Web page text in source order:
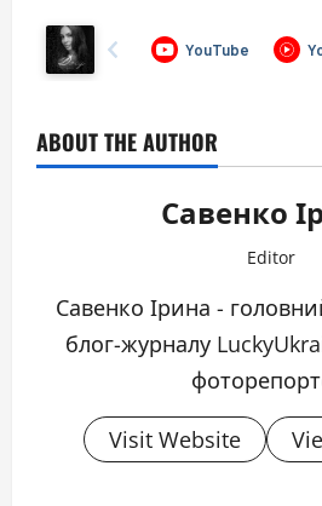
ABOUT THE AUTHOR
Савенко
Editor
Савенко Ірина -
блог-журналу
Visit Website